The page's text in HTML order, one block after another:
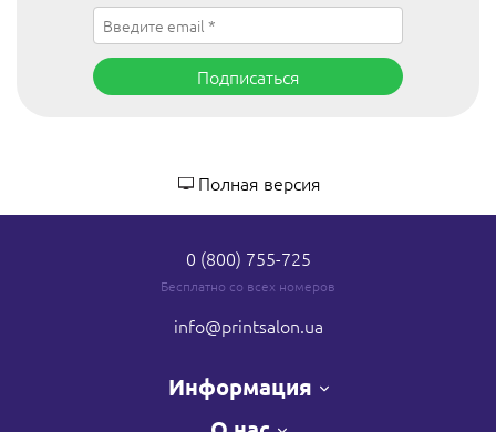
Подписаться
Полная версия
0 (800) 755-725
Бесплатно со всех номеров
info@printsalon.ua
Информация